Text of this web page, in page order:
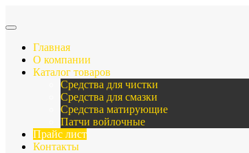
Главная
О компании
Каталог товаров
Средства для чистки
Средства для смазки
Средства матирующие
Патчи войлочные
Прайс лист
Контакты